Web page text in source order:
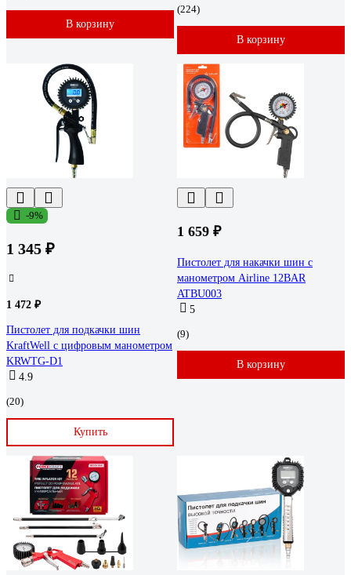
В корзину
(224)
В корзину
-9%
1 345 ₽
1 472 ₽
Пистолет для подкачки шин
KraftWell с цифровым манометром
KRWTG-D1
4.9
(20)
Купить
1 659 ₽
Пистолет для накачки шин с
манометром Airline 12BAR
ATBU003
5
(9)
В корзину